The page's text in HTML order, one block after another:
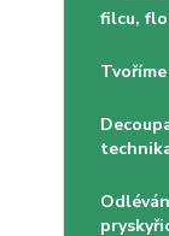
filcu,